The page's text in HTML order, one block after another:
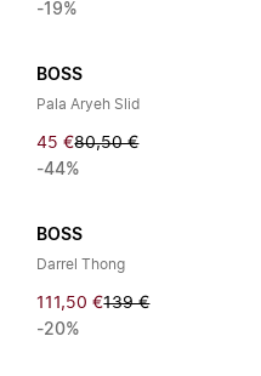
-19%
BOSS
Pala Aryeh Slid
45 €80,50 €
-44%
BOSS
Darrel Thong
111,50 €139 €
-20%